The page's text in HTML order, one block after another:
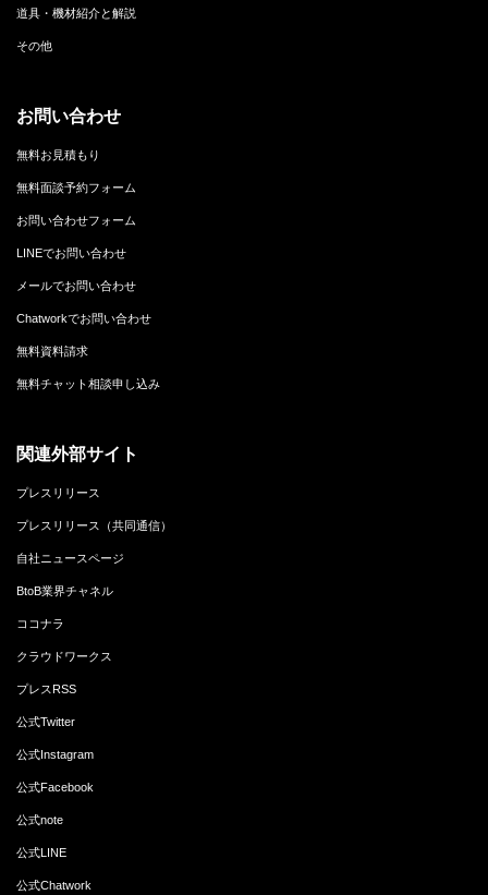
道具・機材紹介と解説
その他
お問い合わせ
無料お見積もり
無料面談予約フォーム
お問い合わせフォーム
LINEでお問い合わせ
メールでお問い合わせ
Chatworkでお問い合わせ
無料資料請求
無料チャット相談申し込み
関連外部サイト
プレスリリース
プレスリリース（共同通信）
自社ニュースページ
BtoB業界チャネル
ココナラ
クラウドワークス
プレスRSS
公式Twitter
公式Instagram
公式Facebook
公式note
公式LINE
公式Chatwork